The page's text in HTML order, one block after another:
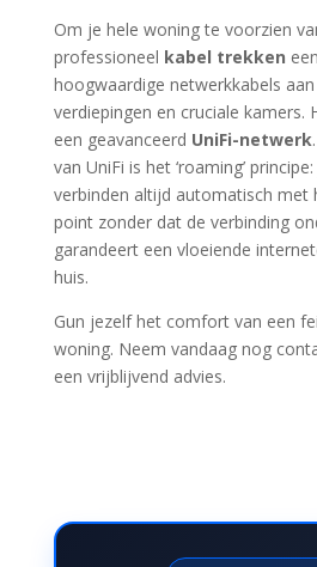
Om je hele woning te voorzien
professioneel kabel trekken
hoogwaardige netwerkkabels
verdiepingen en cruciale kamers.
een geavanceerd UniFi-netwerk
van UniFi is het ‘roaming’
verbinden altijd automatisch met
point zonder dat de verbinding
garandeert een vloeiende
huis.
Gun jezelf het comfort van een
woning. Neem vandaag nog
een vrijblijvend advies.